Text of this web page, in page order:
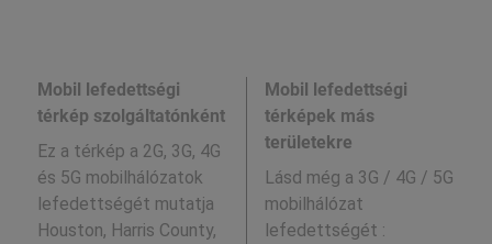
Mobil lefedettségi
térkép szolgáltatónként
Ez a térkép a 2G, 3G, 4G
és 5G mobilhálózatok
lefedettségét mutatja
Houston, Harris County,
Mobil lefedettségi
térképek más
területekre
Lásd még a 3G / 4G / 5G
mobilhálózat
lefedettségét :